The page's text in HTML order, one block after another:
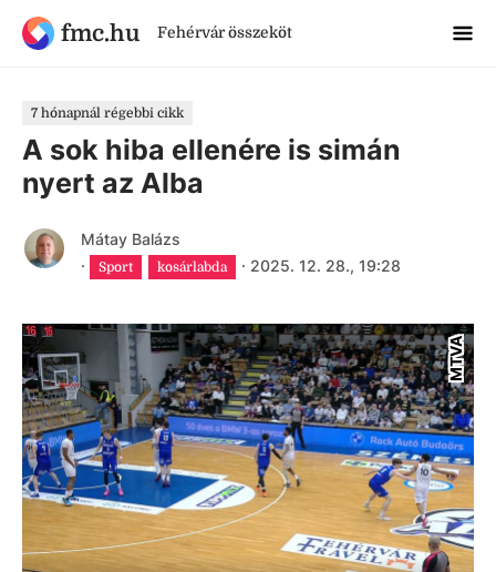
fmc.hu Fehérvár összeköt
7 hónapnál régebbi cikk
A sok hiba ellenére is simán
nyert az Alba
Mátay Balázs
·
Sport kosárlabda · 2025. 12. 28., 19:28
MTVA